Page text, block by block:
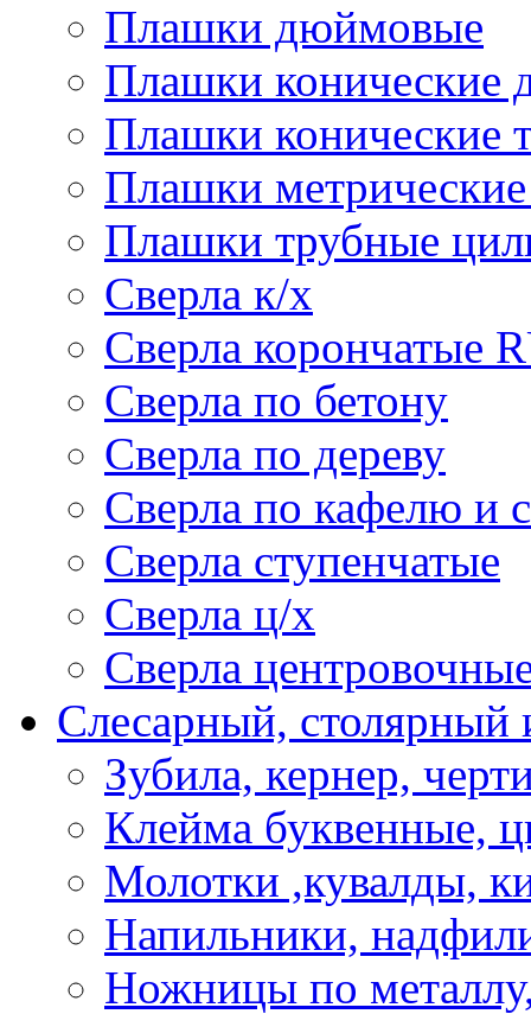
Плашки дюймовые
Плашки
Плашки конические
Плашки
Плашки трубные
Сверла к/х
Сверла корончатые
Сверла по бетону
Сверла по дереву
Сверла по кафелю и
Сверла ступенчатые
Сверла ц/х
Сверла
Слесарный, столярный
Зубила, кернер,
Клейма буквенные,
Молотки ,кувалды,
Напильники,
Ножницы по